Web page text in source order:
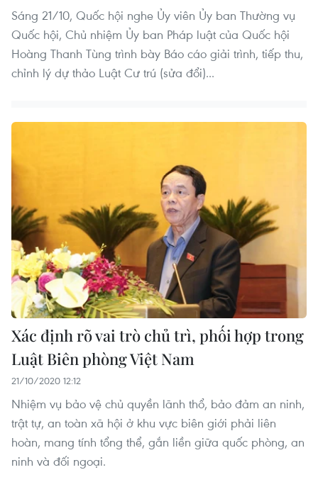
Sáng 21/10, Quốc hội nghe Ủy viên Ủy ban Thường vụ
Quốc hội, Chủ nhiệm Ủy ban Pháp luật của Quốc hội
Hoàng Thanh Tùng trình bày Báo cáo giải trình, tiếp thu,
chỉnh lý dự thảo Luật Cư trú (sửa đổi)...
Xác định rõ vai trò chủ trì, phối hợp trong
Luật Biên phòng Việt Nam
21/10/2020 12:12
Nhiệm vụ bảo vệ chủ quyền lãnh thổ, bảo đảm an ninh,
trật tự, an toàn xã hội ở khu vực biên giới phải liên
hoàn, mang tính tổng thể, gắn liền giữa quốc phòng, an
ninh và đối ngoại.